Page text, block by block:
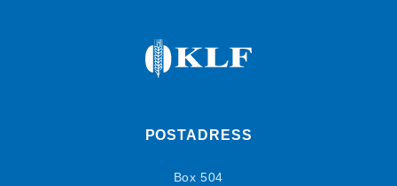
POSTADRESS
Box 504